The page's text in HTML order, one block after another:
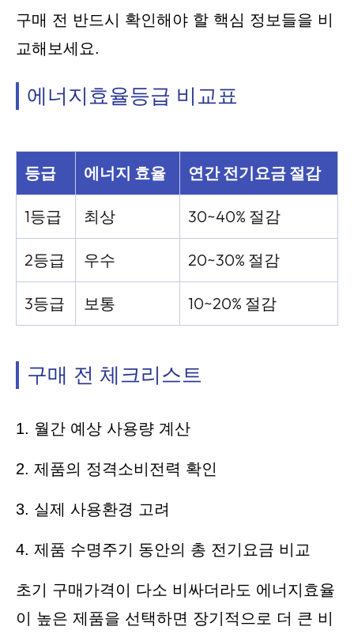
구매 전 반드시 확인해야 할 핵심 정보들을 비
교해보세요.
에너지효율등급 비교표
등급 에너지 효율 연간 전기요금 절감
1등급 최상 30~40% 절감
2등급 우수 20~30% 절감
3등급 보통 10~20% 절감
구매 전 체크리스트
1. 월간 예상 사용량 계산
2. 제품의 정격소비전력 확인
3. 실제 사용환경 고려
4. 제품 수명주기 동안의 총 전기요금 비교
초기 구매가격이 다소 비싸더라도 에너지효율
이 높은 제품을 선택하면 장기적으로 더 큰 비